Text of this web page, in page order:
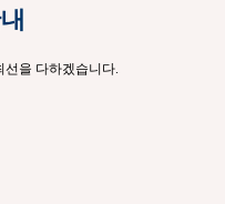
을 다하겠습니다.